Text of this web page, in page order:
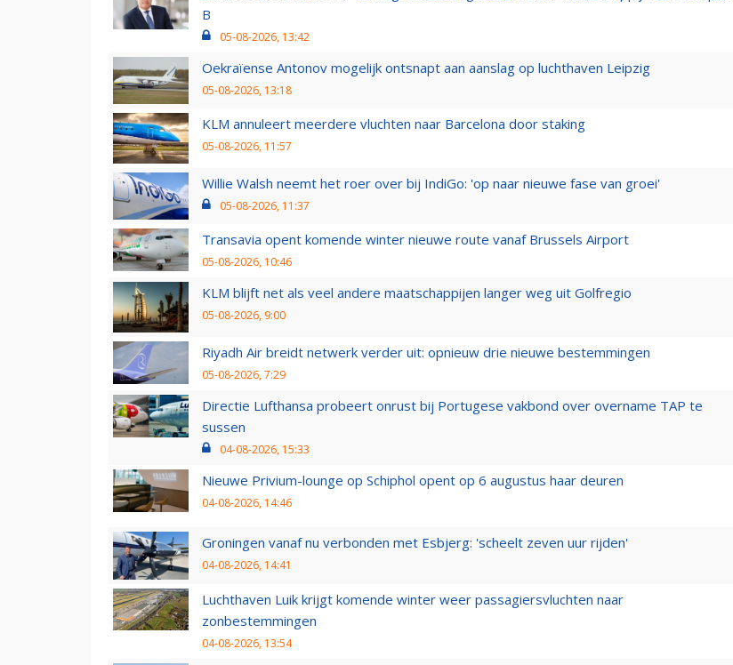
B
05-08-2026, 13:42
Oekraïense Antonov mogelijk ontsnapt aan aanslag op luchthaven Leipzig
05-08-2026, 13:18
KLM annuleert meerdere vluchten naar Barcelona door staking
05-08-2026, 11:57
Willie Walsh neemt het roer over bij IndiGo: 'op naar nieuwe fase van groei'
05-08-2026, 11:37
Transavia opent komende winter nieuwe route vanaf Brussels Airport
05-08-2026, 10:46
KLM blijft net als veel andere maatschappijen langer weg uit Golfregio
05-08-2026, 9:00
Riyadh Air breidt netwerk verder uit: opnieuw drie nieuwe bestemmingen
05-08-2026, 7:29
Directie Lufthansa probeert onrust bij Portugese vakbond over overname TAP te
sussen
04-08-2026, 15:33
Nieuwe Privium-lounge op Schiphol opent op 6 augustus haar deuren
04-08-2026, 14:46
Groningen vanaf nu verbonden met Esbjerg: 'scheelt zeven uur rijden'
04-08-2026, 14:41
Luchthaven Luik krijgt komende winter weer passagiersvluchten naar
zonbestemmingen
04-08-2026, 13:54